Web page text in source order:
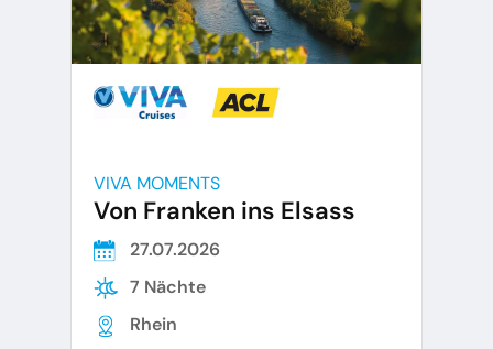
VIVA MOMENTS
Von Franken ins Elsass
27.07.2026
7 Nächte
Rhein